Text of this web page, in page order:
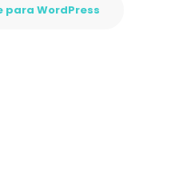
para WordPress